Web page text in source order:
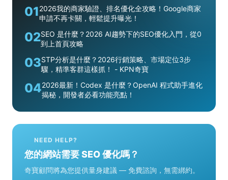
012026我的商家驗證、排名優化全攻略！Google商家
申請不再卡關，輕鬆提升曝光！
02SEO 是什麼？2026 AI趨勢下的SEO優化入門，從0
到上首頁攻略
03STP分析是什麼？2026行銷策略、市場定位3步
驟，精準客群這樣抓！ - KPN奇寶
042026最新！Codex 是什麼？OpenAI 程式助手進化
揭秘，開發者必看功能亮點！
NEED HELP?
您的網站需要 SEO 優化嗎？
奇寶顧問將為您提供量身建議 — 免費諮詢，無需綁約。